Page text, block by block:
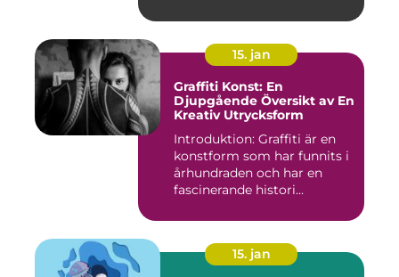
15. jan
Graffiti Konst: En
Djupgående Översikt av En
Kreativ Utrycksform
Introduktion: Graffiti är en
konstform som har funnits i
århundraden och har en
fascinerande histori...
15. jan